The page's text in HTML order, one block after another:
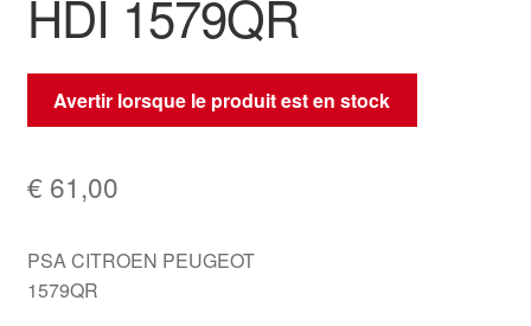
HDI 1579QR
Avertir lorsque le produit est en stock
€ 61,00
PSA CITROEN PEUGEOT
1579QR